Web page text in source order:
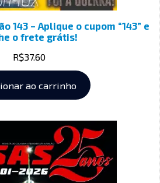
143 – Aplique o cupom “143” e
o frete grátis!
R$37.60
ao carrinho